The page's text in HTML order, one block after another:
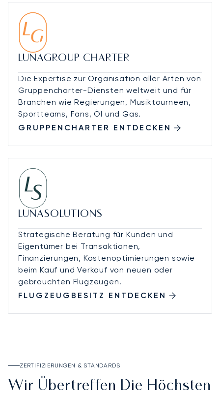
LUNAGROUP CHARTER
Die Expertise zur Organisation aller Arten von
Gruppencharter-Diensten weltweit und für
Branchen wie Regierungen, Musiktourneen,
Sportteams, Fans, Öl und Gas.
GRUPPENCHARTER ENTDECKEN
LUNASOLUTIONS
Strategische Beratung für Kunden und
Eigentümer bei Transaktionen,
Finanzierungen, Kostenoptimierungen sowie
beim Kauf und Verkauf von neuen oder
gebrauchten Flugzeugen.
FLUGZEUGBESITZ ENTDECKEN
ZERTIFIZIERUNGEN & STANDARDS
Wir Übertreffen Die Höchsten